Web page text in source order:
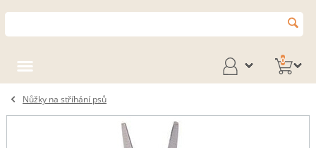
0
Nůžky na stříhání psů